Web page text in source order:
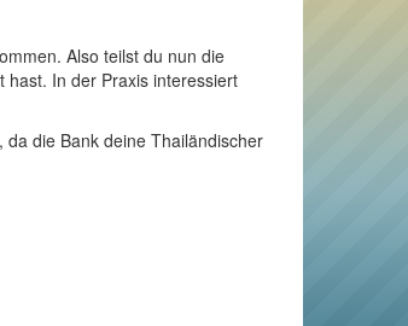
Also teilst du nun die
hast. In der Praxis interessiert
die Bank deine Thailändischer